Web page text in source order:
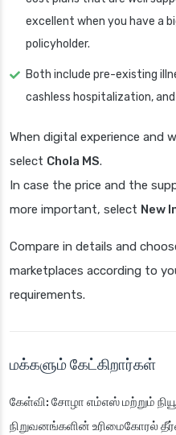
excellent when you have a
policyholder.
Both include pre-existing
cashless hospitalization,
When digital experience and
select Chola MS.
In case the price and the
more important, select New
Compare in details and
marketplaces according to
requirements.
மக்களும் கேட்கிறார்கள்
கேள்வி: சோழா எம்எஸ் மற்றும்
நிறுவனங்களின் உரிமைகோரல்